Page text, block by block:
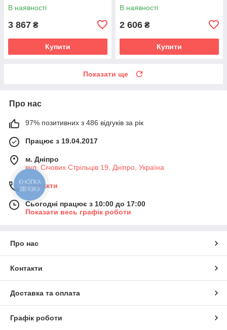
В наявності
3 867 ₴
Купити
В наявності
2 606 ₴
Купити
Показати ще
Про нас
97% позитивних з 486 відгуків за рік
Працює з 19.04.2017
м. Дніпро
вул. Січових Стрільців 19, Дніпро, Україна
Контакти
Сьогодні працює з 10:00 до 17:00
Показати весь графік роботи
Про нас
Контакти
Доставка та оплата
Графік роботи
КНОПКА
ЗВ'ЯЗКУ